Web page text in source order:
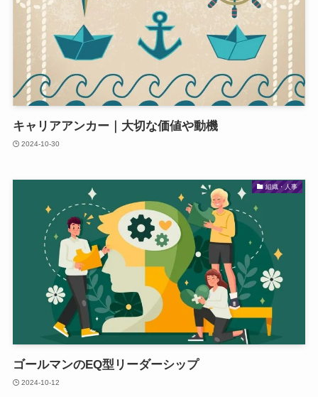
キャリアアンカー｜大切な価値や動機
2024-10-30
組織・人事
ゴールマンのEQ型リーダーシップ
2024-10-12